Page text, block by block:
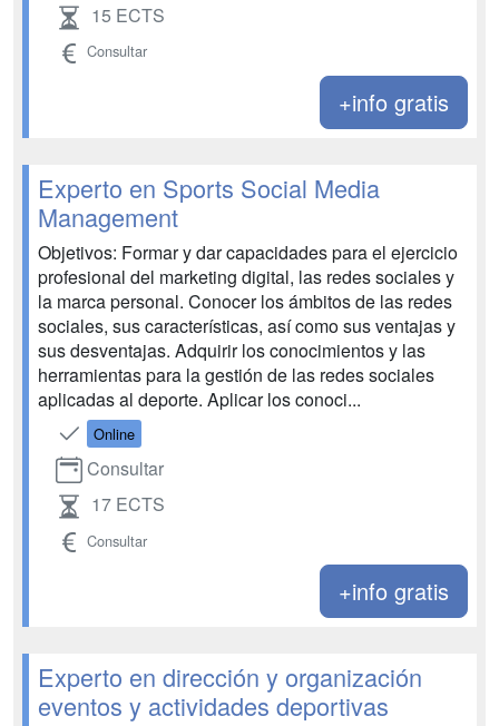
15 ECTS
Consultar
+info gratis
Experto en Sports Social Media
Management
Objetivos: Formar y dar capacidades para el ejercicio
profesional del marketing digital, las redes sociales y
la marca personal. Conocer los ámbitos de las redes
sociales, sus características, así como sus ventajas y
sus desventajas. Adquirir los conocimientos y las
herramientas para la gestión de las redes sociales
aplicadas al deporte. Aplicar los conoci...
Online
Consultar
17 ECTS
Consultar
+info gratis
Experto en dirección y organización
eventos y actividades deportivas